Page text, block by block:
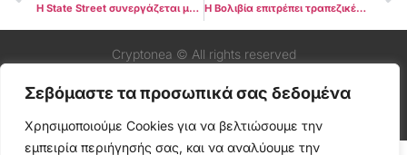
Σεβόμαστε τα προσωπικά σας δεδομένα
Χρησιμοποιούμε Cookies για να βελτιώσουμε την
εμπειρία περιήγησής σας, και να αναλύουμε την
Η State Street συνεργάζεται με την Galaxy για να διερευνήσει τις επιλογές ETF πέρα από το Bitcoin Η Βολιβία επιτρέπει τραπεζικές συναλλαγές σε Bitcoin, Ανατρέπει την απαγόρευση κρύπτο
Cryptonea © All rights reserved